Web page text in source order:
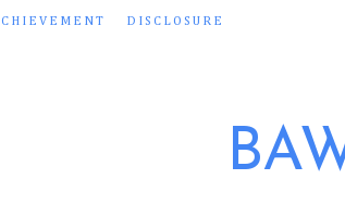
DISCLOSURE